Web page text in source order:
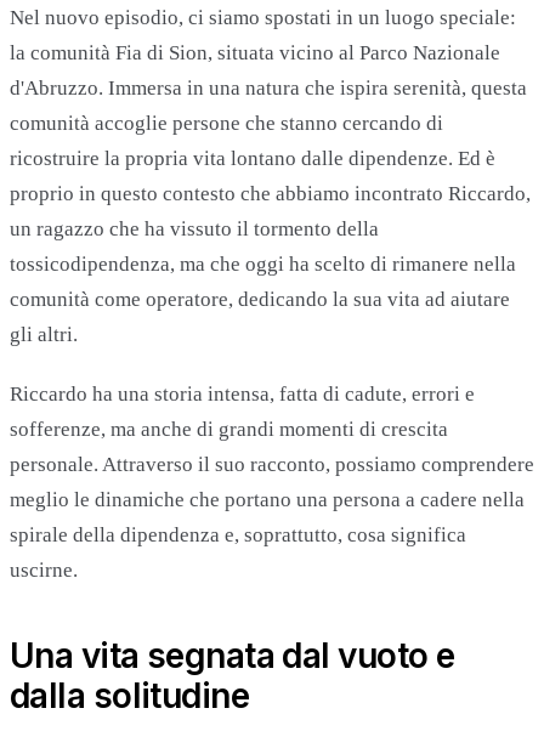
Nel nuovo episodio, ci siamo spostati in un luogo speciale:
la comunità Fia di Sion, situata vicino al Parco Nazionale
d'Abruzzo. Immersa in una natura che ispira serenità, questa
comunità accoglie persone che stanno cercando di
ricostruire la propria vita lontano dalle dipendenze. Ed è
proprio in questo contesto che abbiamo incontrato Riccardo,
un ragazzo che ha vissuto il tormento della
tossicodipendenza, ma che oggi ha scelto di rimanere nella
comunità come operatore, dedicando la sua vita ad aiutare
gli altri.
Riccardo ha una storia intensa, fatta di cadute, errori e
sofferenze, ma anche di grandi momenti di crescita
personale. Attraverso il suo racconto, possiamo comprendere
meglio le dinamiche che portano una persona a cadere nella
spirale della dipendenza e, soprattutto, cosa significa
uscirne.
Una vita segnata dal vuoto e
dalla solitudine